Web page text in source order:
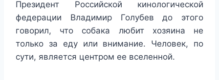
Президент Российской кинологической
федерации Владимир Голубев до этого
говорил, что собака любит хозяина не
только за еду или внимание. Человек, по
сути, является центром ее вселенной.